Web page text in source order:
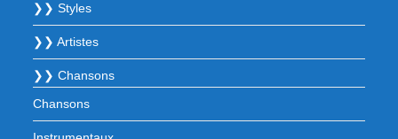
❯❯ Styles
❯❯ Artistes
❯❯ Chansons
Chansons